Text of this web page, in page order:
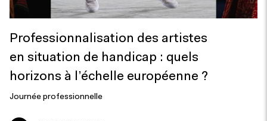
Professionnalisation des artistes
en situation de handicap : quels
horizons à l’échelle européenne ?
Journée professionnelle